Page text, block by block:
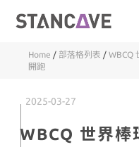
Home / 部落格列表 / WBCQ
開跑
2025-03-27
WBCQ 世界棒